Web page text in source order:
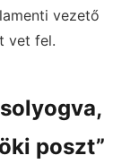
vezető
vet fel.
poszt”